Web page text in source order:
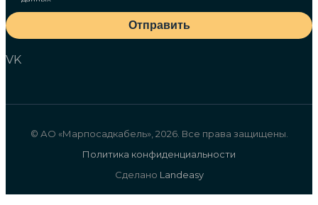
Отправить
VK
© АО «Марпосадкабель», 2026. Все права защищены.
Политика конфиденциальности
Сделано Landeasy